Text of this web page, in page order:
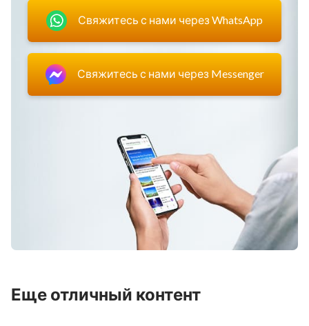
Свяжитесь с нами через WhatsApp
Свяжитесь с нами через Messenger
Еще отличный контент